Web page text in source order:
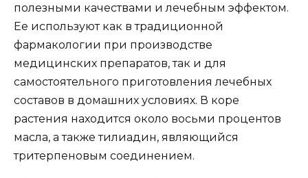
полезными качествами и лечебным эффектом.
Ее используют как в традиционной
фармакологии при производстве
медицинских препаратов, так и для
самостоятельного приготовления лечебных
составов в домашних условиях. В коре
растения находится около восьми процентов
масла, а также тилиадин, являющийся
тритерпеновым соединением.